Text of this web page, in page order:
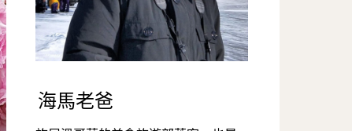
海馬老爸